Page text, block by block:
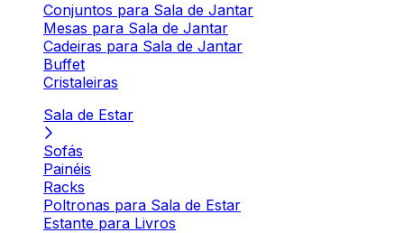
Conjuntos para Sala de Jantar
Mesas para Sala de Jantar
Cadeiras para Sala de Jantar
Buffet
Cristaleiras
Sala de Estar
Sofás
Painéis
Racks
Poltronas para Sala de Estar
Estante para Livros